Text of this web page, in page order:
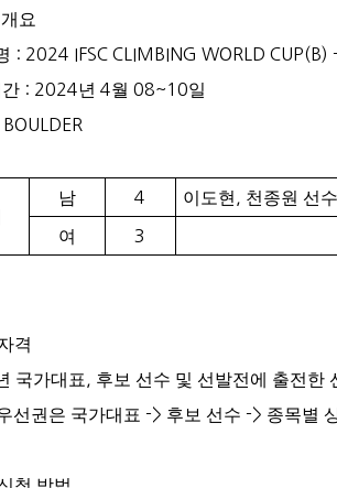
요
: 2024 IFSC CLIMBING WORLD CUP(B) -
: 2024년 4월 08~10일
BOULDER
남 4 이도현 천종원 선
여 3
격
국가대표 후보 선수 및 선발전에 출전한
선권은 국가대표 -> 후보 선수 -> 종목별